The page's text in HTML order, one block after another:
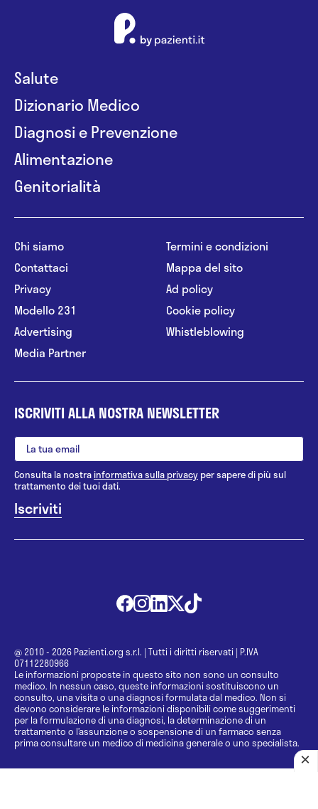
Salute
Dizionario Medico
Diagnosi e Prevenzione
Alimentazione
Genitorialità
Chi siamo
Contattaci
Privacy
Modello 231
Advertising
Media Partner
Termini e condizioni
Mappa del sito
Ad policy
Cookie policy
Whistleblowing
ISCRIVITI ALLA NOSTRA NEWSLETTER
Consulta la nostrainformativa sulla privacy per sapere di più sul
trattamento dei tuoi dati.
@ 2010 - 2026 Pazienti.org s.r.l. | Tutti i diritti riservati | P.IVA
07112280966
Le informazioni proposte in questo sito non sono un consulto
medico. In nessun caso, queste informazioni sostituiscono un
consulto, una visita o una diagnosi formulata dal medico. Non si
devono considerare le informazioni disponibili come suggerimenti
per la formulazione di una diagnosi, la determinazione di un
trattamento o l’assunzione o sospensione di un farmaco senza
prima consultare un medico di medicina generale o uno specialista.